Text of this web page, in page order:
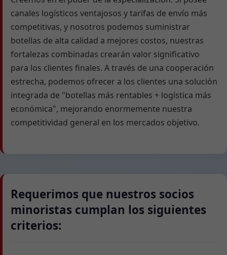
canales logísticos ventajosos y tarifas de envío más
competitivas, y nosotros podemos suministrar
botellas de alta calidad a mejores costos, nuestras
fortalezas combinadas crearán valor significativo
para los clientes finales. A través de una cooperación
estrecha, podemos ofrecer a los clientes una solución
integrada de "botellas más rentables + logística más
económica", mejorando enormemente nuestra
competitividad general en los mercados objetivo.
Requerimos que nuestros socios
minoristas cumplan los siguientes
criterios: